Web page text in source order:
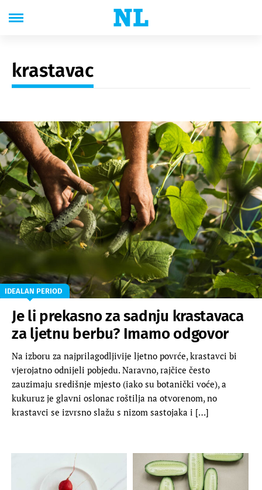
krastavac
IDEALAN PERIOD
Je li prekasno za sadnju krastavaca
za ljetnu berbu? Imamo odgovor
Na izboru za najprilagodljivije ljetno povrće, krastavci bi
vjerojatno odnijeli pobjedu. Naravno, rajčice često
zauzimaju središnje mjesto (iako su botanički voće), a
kukuruz je glavni oslonac roštilja na otvorenom, no
krastavci se izvrsno slažu s nizom sastojaka i […]